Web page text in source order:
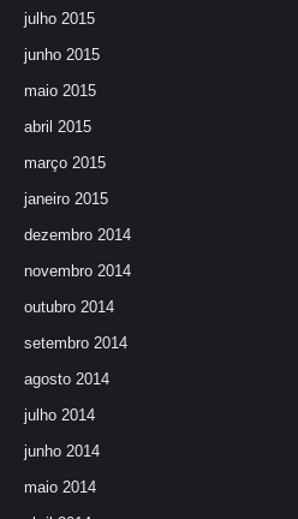
julho 2015
junho 2015
maio 2015
abril 2015
março 2015
janeiro 2015
dezembro 2014
novembro 2014
outubro 2014
setembro 2014
agosto 2014
julho 2014
junho 2014
maio 2014